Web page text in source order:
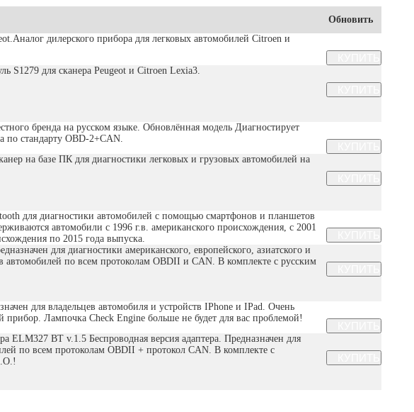
Обновить
дилерского прибора для легковых автомобилей Citroen и
S1279 для сканера Peugeot и Citroen Lexia3.
бренда на русском языке. Обновлённая модель Диагностирует
по стандарту OBD-2+CAN.
на базе ПК для диагностики легковых и грузовых автомобилей на
для диагностики автомобилей с помощью смартфонов и планшетов
автомобили с 1996 г.в. американского происхождения, с 2001
по 2015 года выпуска.
для диагностики американского, европейского, азиатского и
автомобилей по всем протоколам OBDII и CAN. В комплекте с русским
для владельцев автомобиля и устройств IPhone и IPad. Очень
Лампочка Check Engine больше не будет для вас проблемой!
ELM327 BT v.1.5 Беспроводная версия адаптера. Предназначен для
по всем протоколам OBDII + протокол CAN. В комплекте с